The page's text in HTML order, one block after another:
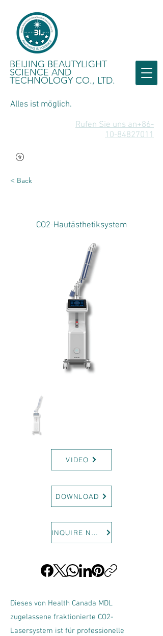
BEIJING BEAUTYLIGHT
SCIENCE AND
TECHNOLOGY CO., LTD.
Alles ist möglich.
Rufen Sie uns an+86-
10-84827011
< Back
CO2-Hautästhetiksystem
T-RF-M
VIDEO
DOWNLOAD
INQUIRE NOW
Dieses von Health Canada MDL
zugelassene fraktionierte CO2-
Lasersystem ist für professionelle